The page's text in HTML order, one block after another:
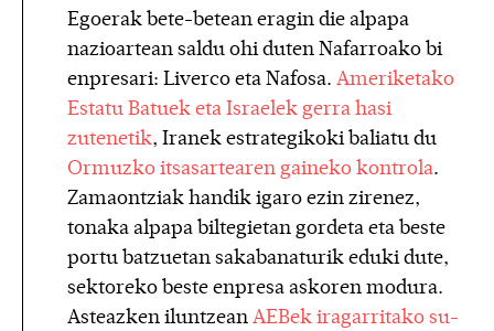
Egoerak bete-betean eragin die alpapa
nazioartean saldu ohi duten Nafarroako bi
enpresari: Liverco eta Nafosa. Ameriketako
Estatu Batuek eta Israelek gerra hasi
zutenetik, Iranek estrategikoki baliatu du
Ormuzko itsasartearen gaineko kontrola.
Zamaontziak handik igaro ezin zirenez,
tonaka alpapa biltegietan gordeta eta beste
portu batzuetan sakabanaturik eduki dute,
sektoreko beste enpresa askoren modura.
Asteazken iluntzeanAEBek iragarritako su-